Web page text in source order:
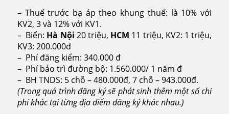
– Thuế trước bạ áp theo khung thuế: là 10% với
KV2, 3 và 12% với KV1.
– Biển: Hà Nội 20 triệu, HCM 11 triệu, KV2: 1 triệu,
KV3: 200.000đ
– Phí đăng kiểm: 340.000 đ
– Phí bảo trì đường bộ: 1.560.000/ 1 năm đ
– BH TNDS: 5 chỗ – 480.000đ, 7 chỗ – 943.000đ.
(Trong quá trình đăng ký sẽ phát sinh thêm một số chi
phí khác tại từng địa điểm đăng ký khác nhau.)